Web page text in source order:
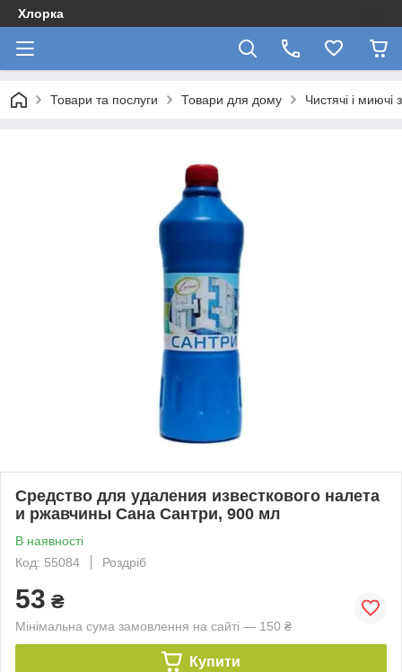
Хлорка
Товари та послуги Товари для дому Чистячі і миючі
Средство для удаления известкового налета
и ржавчины Сана Сантри, 900 мл
В наявності
Код: 55084
Роздріб
53 ₴
Мінімальна сума замовлення на сайті — 150 ₴
Купити